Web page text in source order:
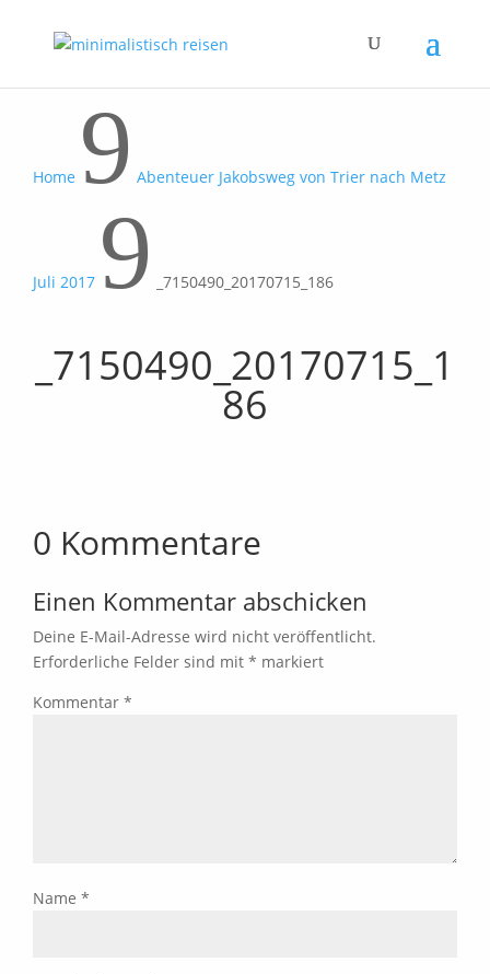
Home 9 Abenteuer Jakobsweg von Trier nach Metz
Juli 2017 9 _7150490_20170715_186
_7150490_20170715_1
86
0 Kommentare
Einen Kommentar abschicken
Deine E-Mail-Adresse wird nicht veröffentlicht.
Erforderliche Felder sind mit * markiert
Kommentar *
Name *